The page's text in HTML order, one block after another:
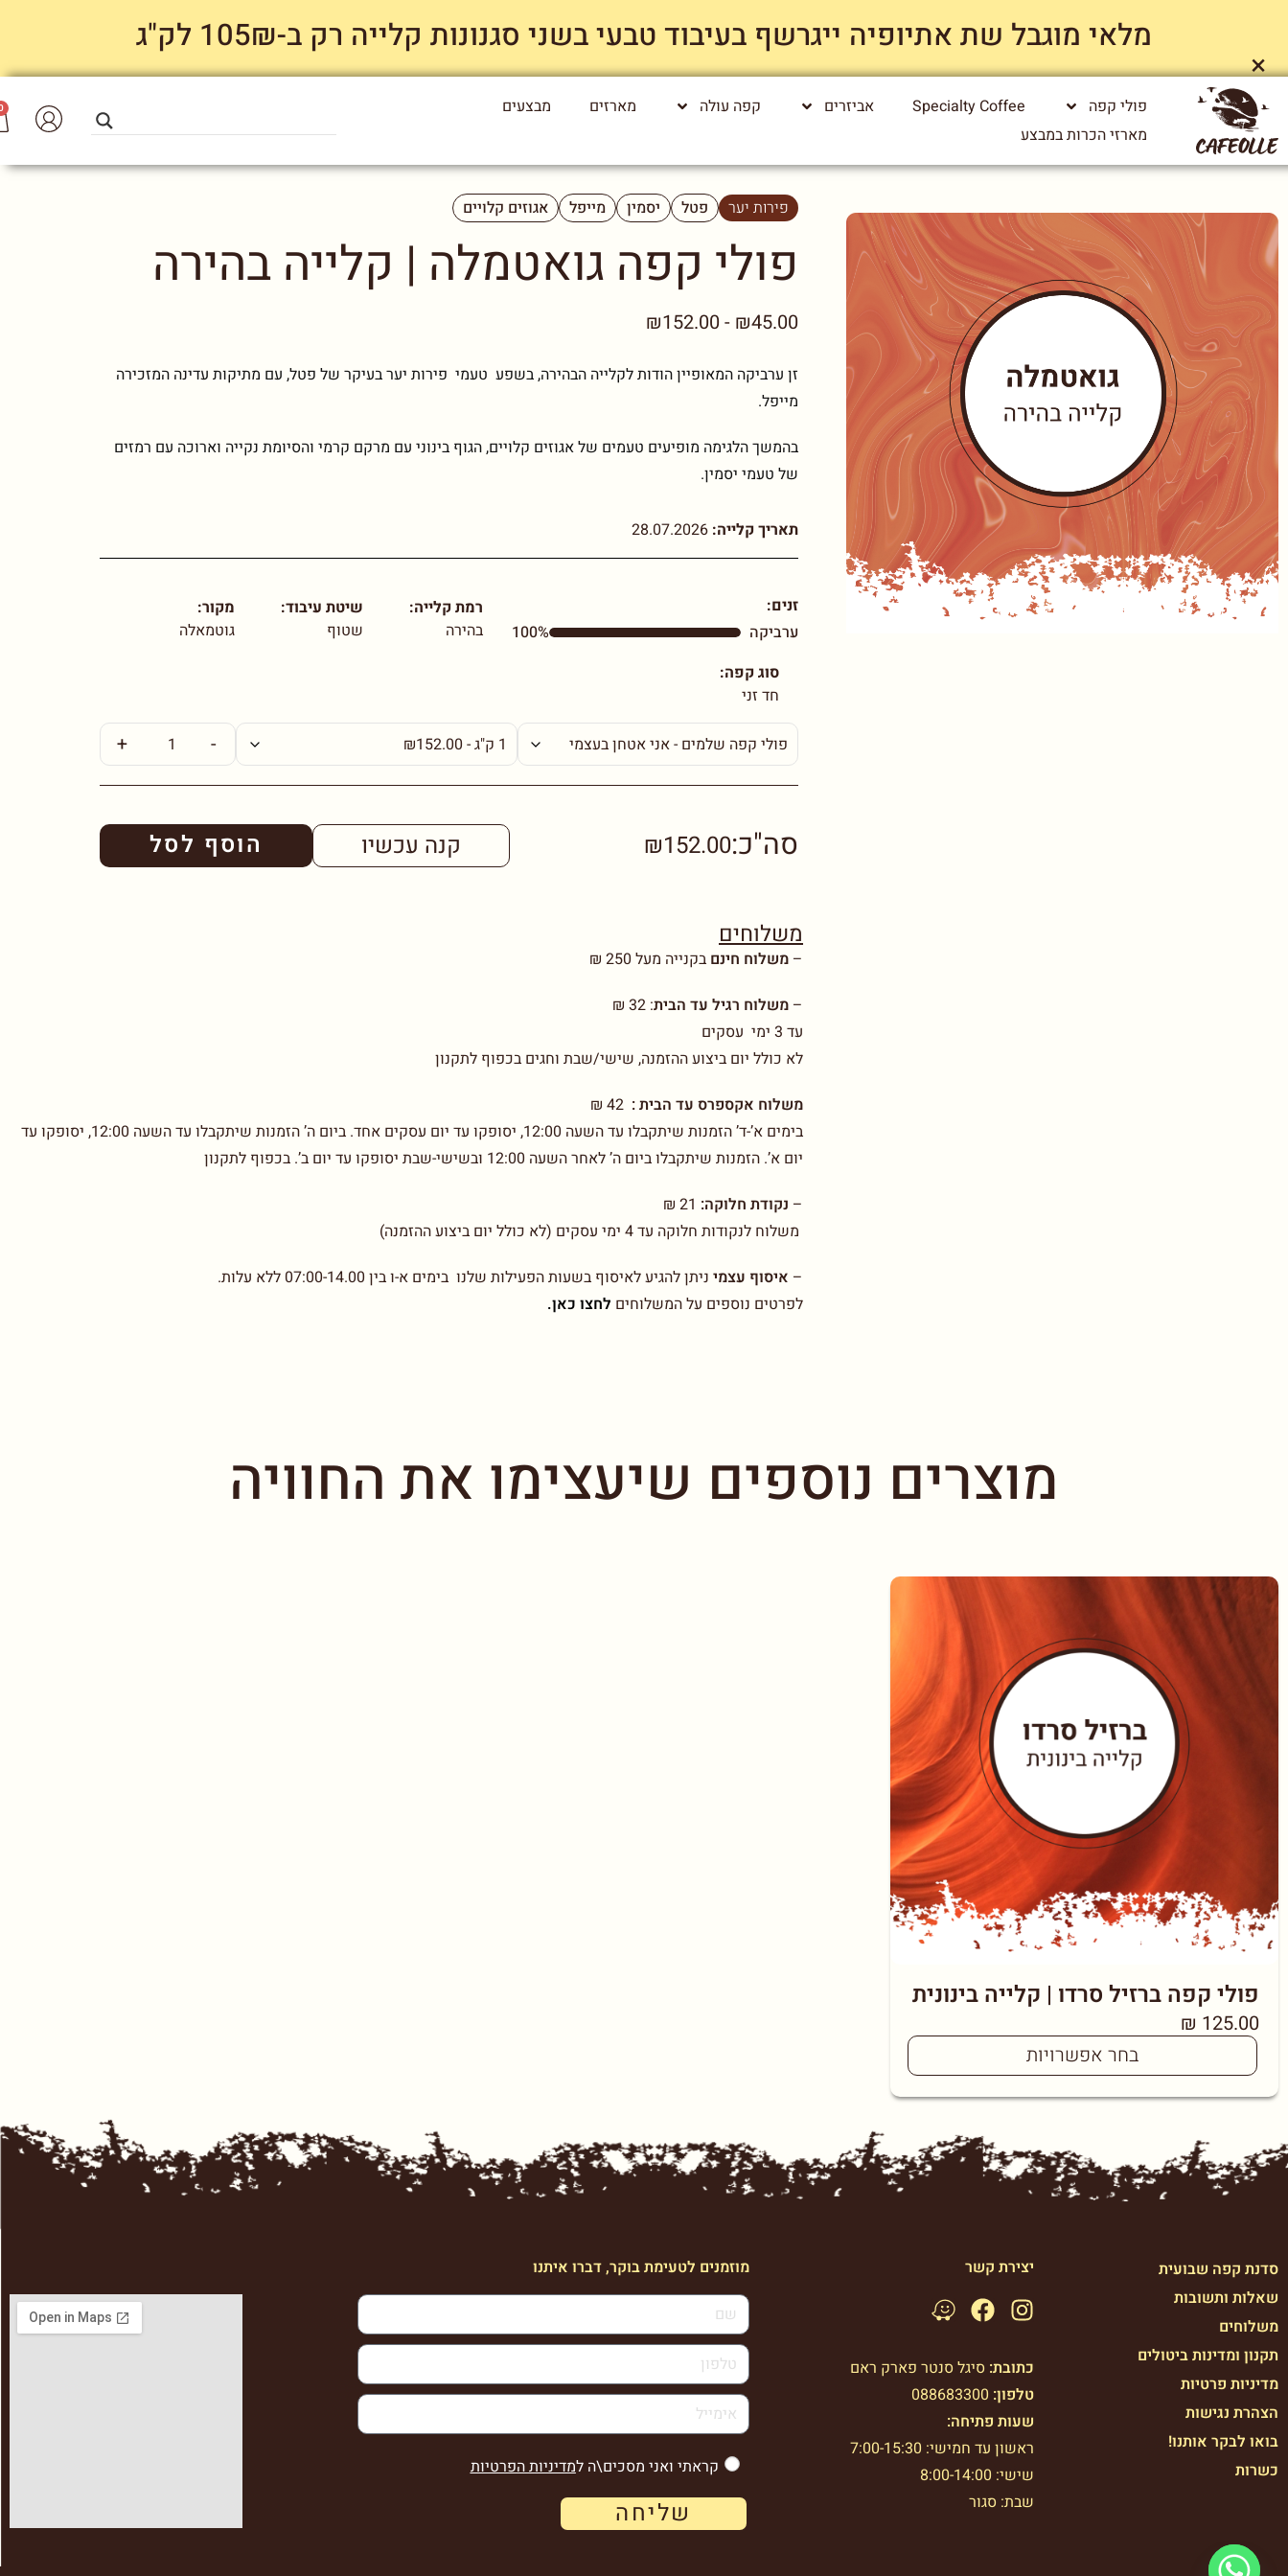
מלאי מוגבל שת אתיופיה ייגרשף בעיבוד טבעי בשני סגנונות קלייה רק ב-105₪ לק"ג
×
פולי קפה Specialty Coffee אביזרים קפה עולה מארזים
מבצעים
מארזי הכרות במבצע
פירות יער פטל יסמין מייפל אגוזים קלויים
פולי קפה גואטמלה | קלייה בהירה
₪45.00 - ₪152.00
זן ערביקה המאופיין הודות לקלייה הבהירה, בשפע טעמי פירות יער בעיקר של פטל, עם מתיקות עדינה המזכירה
מייפל.
בהמשך הלגימה מופיעים טעמים של אגוזים קלויים, הגוף בינוני עם מרקם קרמי והסיומת נקייה וארוכה עם רמזים
של טעמי יסמין.
תאריך קלייה: 28.07.2026
זנים:
ערביקה
100%
רמת קלייה:
בהירה
שיטת עיבוד:
שטוף
מקור:
גוטמאלה
סוג קפה:
חד זני
-
+
קנה עכשיו הוסף לסל סה"כ:₪152.00
משלוחים
– משלוח חינם בקנייה מעל 250 ₪
– משלוח רגיל עד הבית:
32 ₪
עד 3 ימי עסקים
לא כולל יום ביצוע ההזמנה, שישי/שבת וחגים בכפוף לתקנון
משלוח אקספרס עד הבית : 42 ₪
בימים א’-ד’ הזמנות שיתקבלו עד השעה 12:00, יסופקו עד יום עסקים אחד. ביום ה’ הזמנות שיתקבלו עד השעה 12:00, יסופקו עד
יום א’. הזמנות שיתקבלו ביום ה’ לאחר השעה 12:00 ובשישי-שבת יסופקו עד יום ב’. בכפוף לתקנון
– נקודת חלוקה: 21 ₪
משלוח לנקודות חלוקה עד 4 ימי עסקים (לא כולל יום ביצוע ההזמנה)
– איסוף עצמיניתן להגיע לאיסוף בשעות הפעילות שלנו בימים א-ו בין 07:00-14.00 ללא עלות.
לפרטים נוספים על המשלוחים לחצו כאן.
מוצרים נוספים שיעצימו את החוויה
פולי קפה ברזיל סרדו | קלייה בינונית
₪ 125.00
בחר אפשרויות
סדנת קפה שבועית
שאלות ותשובות
משלוחים
תקנון ומדינות ביטולים
מדיניות פרטיות
הצהרת נגישות
בואו לבקר אותנו!
כשרות
יצירת קשר
כתובת: סיגל סנטר פארק ראם
טלפון: 088683300
שעות פתיחה:
ראשון עד חמישי: 7:00-15:30
שישי: 8:00-14:00
שבת: סגור
מוזמנים לטעימת בוקר, דברו איתנו
קראתי ואני מסכים\ה למדיניות הפרטיות
שליחה